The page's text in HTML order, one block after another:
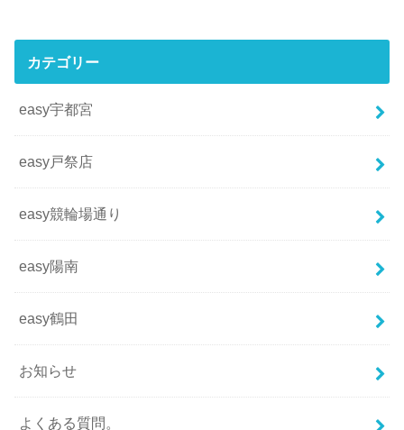
カテゴリー
easy宇都宮
easy戸祭店
easy競輪場通り
easy陽南
easy鶴田
お知らせ
よくある質問。